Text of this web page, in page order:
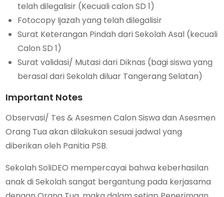
telah dilegalisir (Kecuali calon SD 1)
Fotocopy Ijazah yang telah dilegalisir
Surat Keterangan Pindah dari Sekolah Asal (kecuali
Calon SD 1)
Surat validasi/ Mutasi dari Diknas (bagi siswa yang
berasal dari Sekolah diluar Tangerang Selatan)
Important Notes
Observasi/ Tes & Asesmen Calon Siswa dan Asesmen
Orang Tua akan dilakukan sesuai jadwal yang
diberikan oleh Panitia PSB.
Sekolah SoliDEO mempercayai bahwa keberhasilan
anak di Sekolah sangat bergantung pada kerjasama